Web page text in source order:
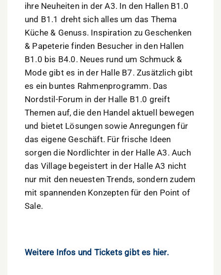
ihre Neuheiten in der A3. In den Hallen B1.0
und B1.1 dreht sich alles um das Thema
Küche & Genuss. Inspiration zu Geschenken
& Papeterie finden Besucher in den Hallen
B1.0 bis B4.0. Neues rund um Schmuck &
Mode gibt es in der Halle B7. Zusätzlich gibt
es ein buntes Rahmenprogramm. Das
Nordstil-Forum in der Halle B1.0 greift
Themen auf, die den Handel aktuell bewegen
und bietet Lösungen sowie Anregungen für
das eigene Geschäft. Für frische Ideen
sorgen die Nordlichter in der Halle A3. Auch
das Village begeistert in der Halle A3 nicht
nur mit den neuesten Trends, sondern zu­dem
mit spannenden Konzepten für den Point of
Sale.
Weitere Infos und Tickets gibt es hier.